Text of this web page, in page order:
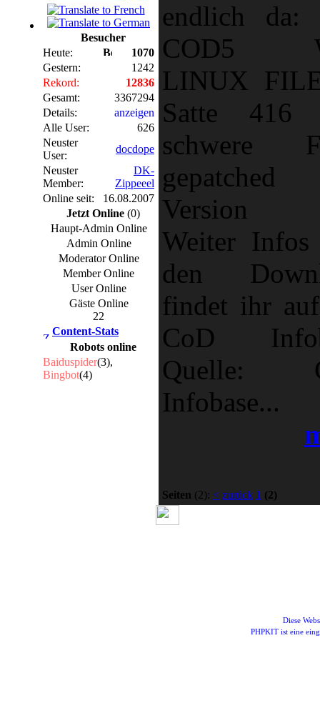
Besucher
Heute:
1070
Gestern:
1242
Rekord:
12836
Gesamt:
3367294
Details:
anzeigen
Alle User:
626
Neuster
User:
docdope
Neuster
Member:
DK-
Zippeeel
Online seit:
16.08.2007
Jetzt Online (0)
Haupt-Admin Online
Admin Online
Moderator Online
Member Online
User Online
Gäste Online
22
Content-Stats
Robots online
Baiduspider(3),
Bingbot(4)
endlich da:
COD5
LINUX
Satte 416
schwere
Version
Weiter Infos
den
findet ihr
CoD
Quelle:
Infobase...
Seiten (2): < zurück 1 (2)
Diese
PHPKIT ist eine